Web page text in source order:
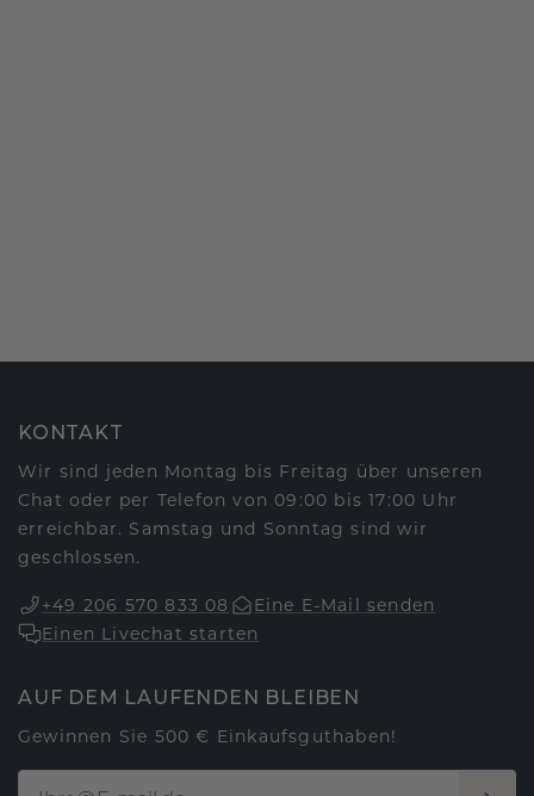
KONTAKT
Wir sind jeden Montag bis Freitag über unseren
Chat oder per Telefon von 09:00 bis 17:00 Uhr
erreichbar. Samstag und Sonntag sind wir
geschlossen.
+49 206 570 833 08
Eine E-Mail senden
Einen Livechat starten
AUF DEM LAUFENDEN BLEIBEN
Gewinnen Sie 500 € Einkaufsguthaben!